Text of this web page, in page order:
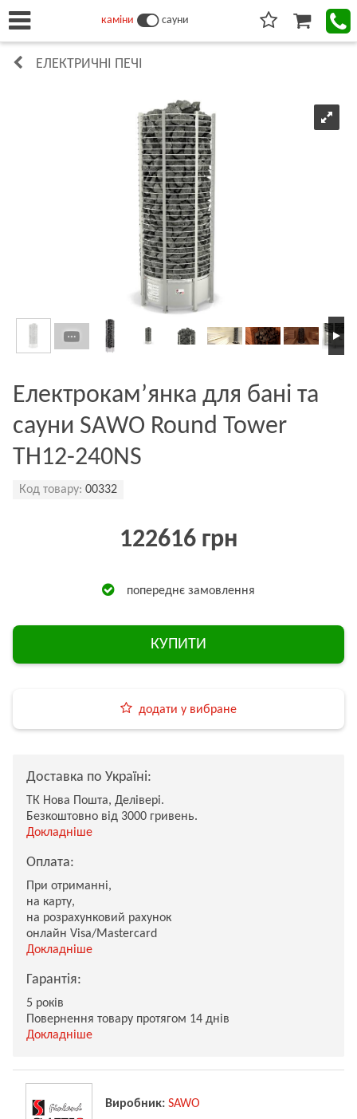
каміни сауни
ЕЛЕКТРИЧНІ ПЕЧІ
Електрокам’янка для бані та
сауни SAWO Round Tower
TH12-240NS
Код товару: 00332
122616 грн
попереднє замовлення
КУПИТИ
додати у вибране
Доставка по Україні:
ТК Нова Пошта, Делівері.
Безкоштовно від 3000 гривень.
Докладніше
Оплата:
При отриманні,
на карту,
на розрахунковий рахунок
онлайн Visa/Mastercard
Докладніше
Гарантія:
5 років
Повернення товару протягом 14 днів
Докладніше
Виробник: SAWO